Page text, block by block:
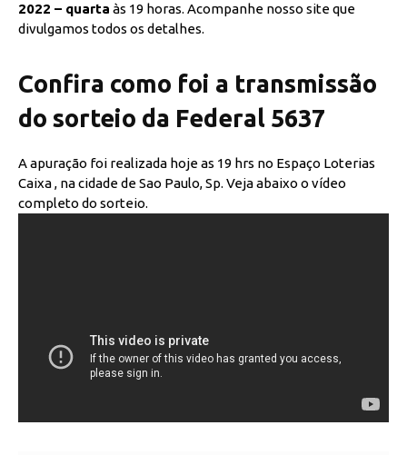
2022 – quarta às 19 horas. Acompanhe nosso site que
divulgamos todos os detalhes.
Confira como foi a transmissão
do sorteio da Federal 5637
A apuração foi realizada hoje as 19 hrs no Espaço Loterias
Caixa , na cidade de Sao Paulo, Sp. Veja abaixo o vídeo
completo do sorteio.